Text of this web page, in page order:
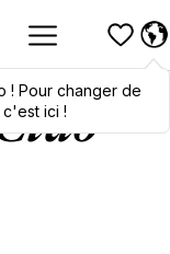
! Pour changer de
ici !